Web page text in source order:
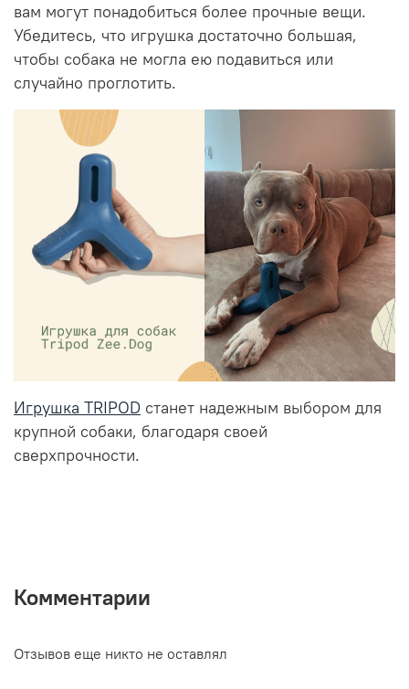
вам могут понадобиться более прочные вещи.
Убедитесь, что игрушка достаточно большая,
чтобы собака не могла ею подавиться или
случайно проглотить.
Игрушка TRIPOD станет надежным выбором для
крупной собаки, благодаря своей
сверхпрочности.
Комментарии
Отзывов еще никто не оставлял